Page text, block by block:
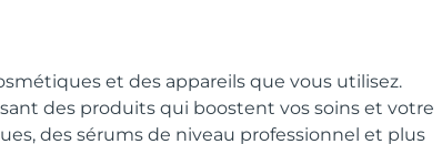
et des appareils que vous utilisez.
des produits qui boostent vos soins et votre
des sérums de niveau professionnel et plus